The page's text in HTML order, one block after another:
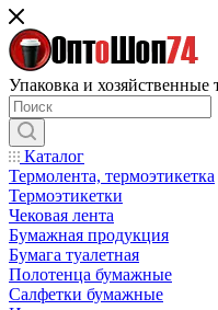
Упаковка и хозяйственные
Каталог
Термолента, термоэтикетка
Термоэтикетки
Чековая лента
Бумажная продукция
Бумага туалетная
Полотенца бумажные
Салфетки бумажные